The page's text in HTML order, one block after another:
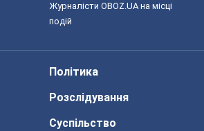
Журналісти OBOZ.UA на місці
подій
Політика
Розслідування
Суспільство